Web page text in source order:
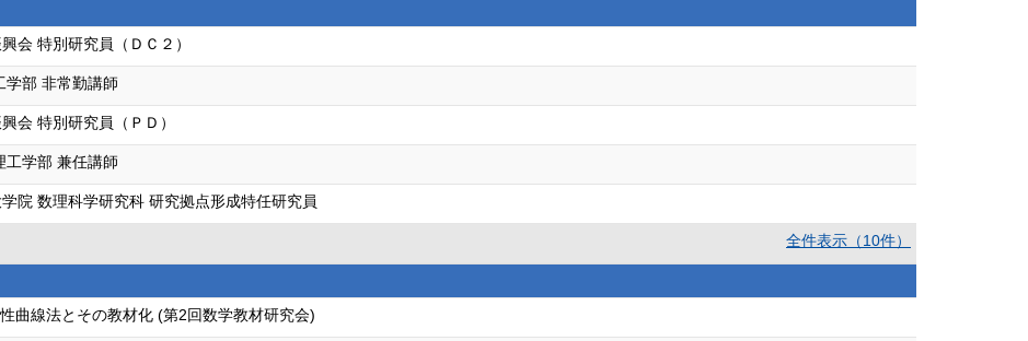
会 特別研究員（ＤＣ２）
学部 非常勤講師
会 特別研究員（ＰＤ）
工学部 兼任講師
院 数理科学研究科 研究拠点形成特任研究員
全件表示（10件）
曲線法とその教材化 (第2回数学教材研究会)